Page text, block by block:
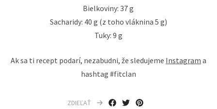
Bielkoviny: 37 g
Sacharidy: 40 g (z toho vláknina 5 g)
Tuky: 9 g
Ak sa ti recept podarí, nezabudni, že sledujeme Instagram a
hashtag #fitclan
ZDIEĽAŤ